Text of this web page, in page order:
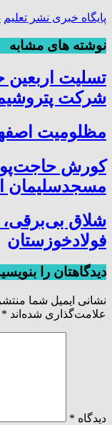
پایگاه خبری نشر تعلیم
نوشته های مشابه
تسلیت
شرکت
مظلومیت
کورش
مسجدسلیمان
شلاق‌ بی‌برقی،
فولادخوزستان
دیدگاهتان را
نشانی ایمیل شما
علامت‌گذاری شده‌اند *
دیدگاه *